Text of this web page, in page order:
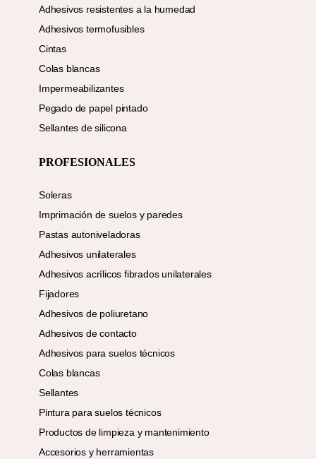
Adhesivos resistentes a la humedad
Adhesivos termofusibles
Cintas
Colas blancas
Impermeabilizantes
Pegado de papel pintado
Sellantes de silicona
PROFESIONALES
Soleras
Imprimación de suelos y paredes
Pastas autoniveladoras
Adhesivos unilaterales
Adhesivos acrílicos fibrados unilaterales
Fijadores
Adhesivos de poliuretano
Adhesivos de contacto
Adhesivos para suelos técnicos
Colas blancas
Sellantes
Pintura para suelos técnicos
Productos de limpieza y mantenimiento
Accesorios y herramientas